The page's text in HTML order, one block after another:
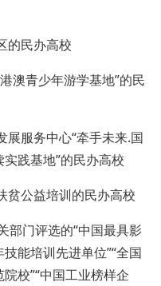
的民办高校
澳青少年游学基地”的民
展服务中心“牵手未来.国
践基地”的民办高校
贫公益培训的民办高校
部门评选的“中国最具影
能培训先进单位”“全国
校”“中国工业榜样企